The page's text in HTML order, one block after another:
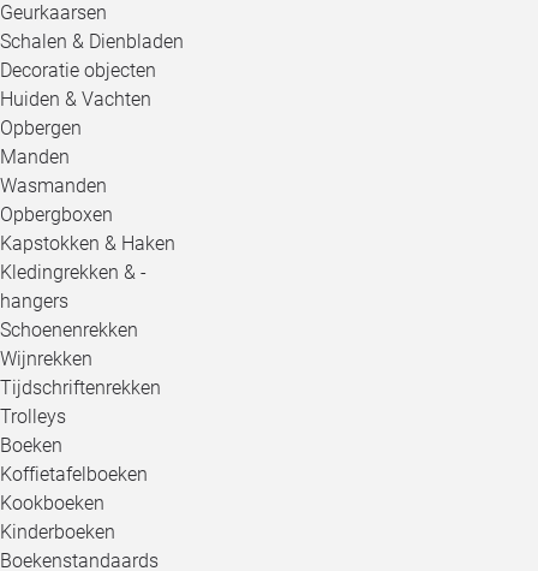
Geurkaarsen
Schalen & Dienbladen
Decoratie objecten
Huiden & Vachten
Opbergen
Manden
Wasmanden
Opbergboxen
Kapstokken & Haken
Kledingrekken & -
hangers
Schoenenrekken
Wijnrekken
Tijdschriftenrekken
Trolleys
Boeken
Koffietafelboeken
Kookboeken
Kinderboeken
Boekenstandaards